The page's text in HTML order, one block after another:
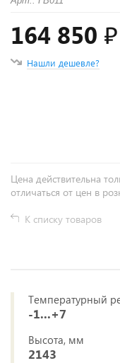
164 850 ₽
Нашли дешевле?
Цена действительна
отличаться от цен в
К списку товаров
Температурный
-1...+7
Высота, мм
2143